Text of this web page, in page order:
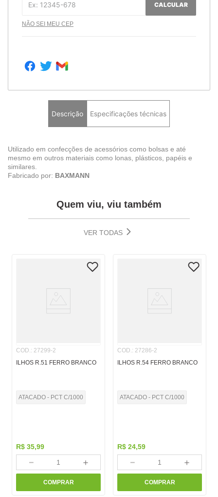
CALCULAR
NÃO SEI MEU CEP
Descrição Especificações técnicas
Utilizado em confecções de acessórios como bolsas e até
mesmo em outros materiais como lonas, plásticos, papéis e
similares.
Fabricado por: BAXMANN
Quem viu, viu também
VER TODAS
COD.: 27299-2
ILHOS R.51 FERRO BRANCO
ATACADO - PCT C/1000
R$ 35,99
＋
－
COMPRAR
COD.: 27286-2
ILHOS R.54 FERRO BRANCO
ATACADO - PCT C/1000
R$ 24,59
＋
－
COMPRAR